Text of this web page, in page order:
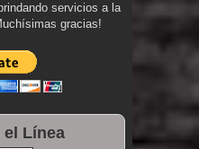
servicios a la
gracias!
Línea